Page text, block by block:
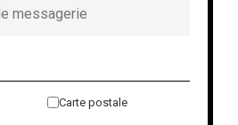
Carte postale